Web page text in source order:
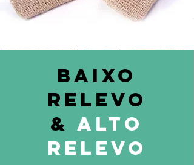
Baixo
Relevo
& Alto
Relevo